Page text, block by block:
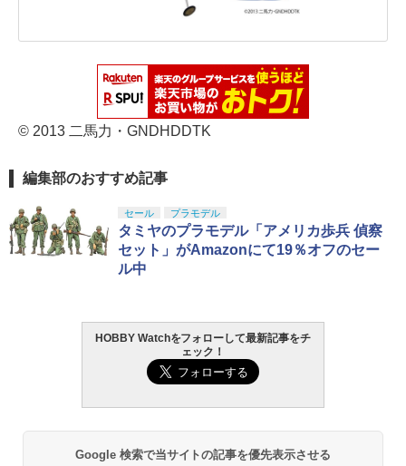
© 2013 二馬力・GNDHDDTK
編集部のおすすめ記事
セール プラモデル
タミヤのプラモデル「アメリカ歩兵 偵察
セット」がAmazonにて19％オフのセー
ル中
HOBBY Watchをフォローして最新記事をチ
ェック！
Google 検索で当サイトの記事を優先表示させる